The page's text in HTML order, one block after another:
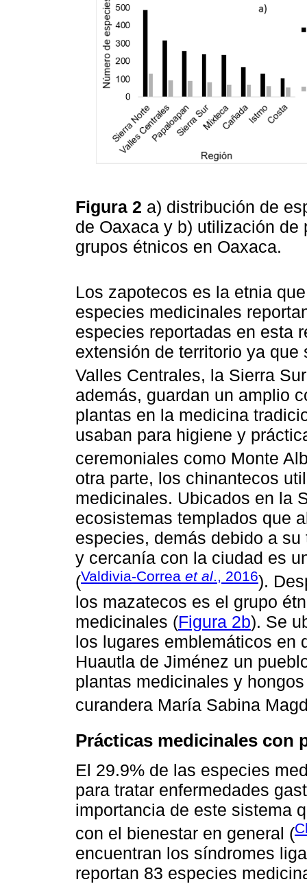
Figura 2 a) distribución de
de Oaxaca y b) utilización
grupos étnicos en Oaxaca.
Los zapotecos es la etnia
especies medicinales
especies reportadas en esta
extensión de territorio ya
Valles Centrales, la Sierra
además, guardan un amplio
plantas en la medicina
usaban para higiene y
ceremoniales como Monte
otra parte, los chinantecos
medicinales. Ubicados en la
ecosistemas templados que
especies, demás debido a
y cercanía con la ciudad es
(Valdivia-Correa et al., 2016).
los mazatecos es el grupo
medicinales (Figura 2b). Se
los lugares emblemáticos en
Huautla de Jiménez un
plantas medicinales y
curandera María Sabina
Prácticas medicinales con
El 29.9% de las especies
para tratar enfermedades
importancia de este sistema
con el bienestar en general (
encuentran los síndromes
reportan 83 especies